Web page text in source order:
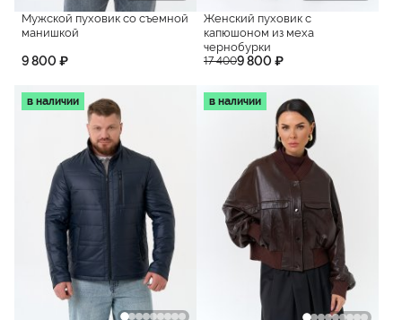
Мужской пуховик со съемной
манишкой
9 800 ₽
Женский пуховик с
капюшоном из меха
чернобурки
17 4009 800 ₽
в наличии в наличии